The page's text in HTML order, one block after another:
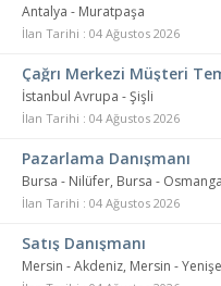
Antalya - Muratpaşa
İlan Tarihi : 04 Ağustos 2026
Çağrı Merkezi Müşteri
İstanbul Avrupa - Şişli
İlan Tarihi : 04 Ağustos 2026
Pazarlama Danışmanı
Bursa - Nilüfer, Bursa -
İlan Tarihi : 04 Ağustos 2026
Satış Danışmanı
Mersin - Akdeniz, Mersin -